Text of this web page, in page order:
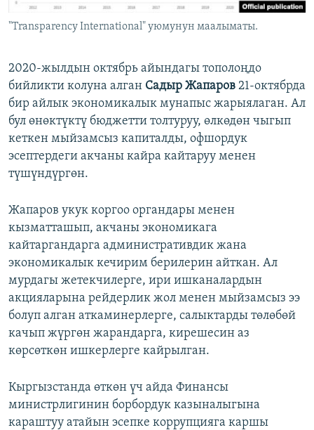
"Transparency International" уюмунун маалыматы.
2020-жылдын октябрь айындагы тополоңдо
бийликти колуна алган Садыр Жапаров 21-октябрда
бир айлык экономикалык мунапыс жарыялаган. Ал
бул өнөктүктү бюджетти толтуруу, өлкөдөн чыгып
кеткен мыйзамсыз капиталды, офшордук
эсептердеги акчаны кайра кайтаруу менен
түшүндүргөн.
Жапаров укук коргоо органдары менен
кызматташып, акчаны экономикага
кайтаргандарга административдик жана
экономикалык кечирим берилерин айткан. Ал
мурдагы жетекчилерге, ири ишканалардын
акцияларына рейдерлик жол менен мыйзамсыз ээ
болуп алган аткаминерлерге, салыктарды төлөбөй
качып жүргөн жарандарга, кирешесин аз
көрсөткөн ишкерлерге кайрылган.
Кыргызстанда өткөн үч айда Финансы
министрлигинин борбордук казыналыгына
караштуу атайын эсепке коррупцияга каршы